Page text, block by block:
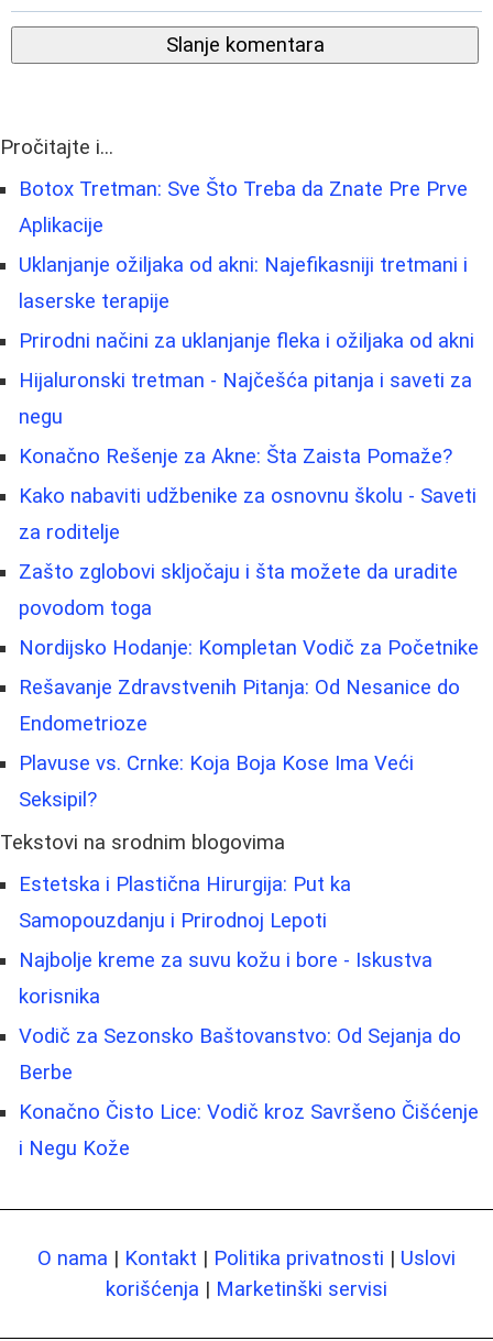
Slanje komentara
Pročitajte i...
Botox Tretman: Sve Što Treba da Znate Pre Prve
Aplikacije
Uklanjanje ožiljaka od akni: Najefikasniji tretmani i
laserske terapije
Prirodni načini za uklanjanje fleka i ožiljaka od akni
Hijaluronski tretman - Najčešća pitanja i saveti za
negu
Konačno Rešenje za Akne: Šta Zaista Pomaže?
Kako nabaviti udžbenike za osnovnu školu - Saveti
za roditelje
Zašto zglobovi skljočaju i šta možete da uradite
povodom toga
Nordijsko Hodanje: Kompletan Vodič za Početnike
Rešavanje Zdravstvenih Pitanja: Od Nesanice do
Endometrioze
Plavuse vs. Crnke: Koja Boja Kose Ima Veći
Seksipil?
Tekstovi na srodnim blogovima
Estetska i Plastična Hirurgija: Put ka
Samopouzdanju i Prirodnoj Lepoti
Najbolje kreme za suvu kožu i bore - Iskustva
korisnika
Vodič za Sezonsko Baštovanstvo: Od Sejanja do
Berbe
Konačno Čisto Lice: Vodič kroz Savršeno Čišćenje
i Negu Kože
O nama | Kontakt | Politika privatnosti | Uslovi
korišćenja | Marketinški servisi